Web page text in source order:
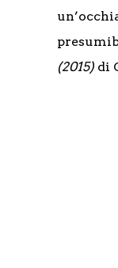
(2015) di